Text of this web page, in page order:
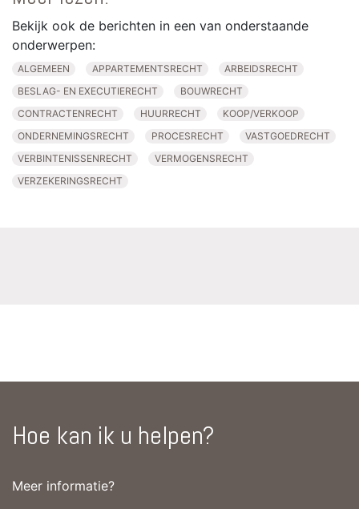
Bekijk ook de berichten in een van onderstaande
onderwerpen:
ALGEMEEN APPARTEMENTSRECHT
ARBEIDSRECHT
BESLAG- EN EXECUTIERECHT
BOUWRECHT
CONTRACTENRECHT
HUURRECHT
KOOP/VERKOOP
ONDERNEMINGSRECHT
PROCESRECHT
VASTGOEDRECHT
VERBINTENISSENRECHT
VERMOGENSRECHT
VERZEKERINGSRECHT
Hoe kan ik u helpen?
Meer informatie?